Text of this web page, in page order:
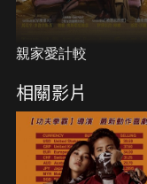
親家愛計較
相關影片